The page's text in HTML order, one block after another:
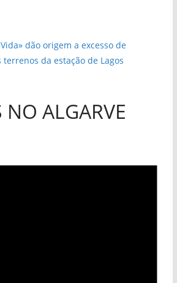
dão origem a excesso de
da estação de Lagos
NO ALGARVE